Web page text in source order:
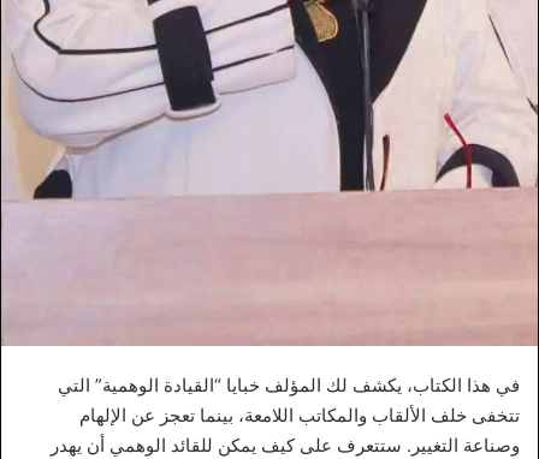
في هذا الكتاب، يكشف لك المؤلف خبايا “القيادة الوهمية” التي
تتخفى خلف الألقاب والمكاتب اللامعة، بينما تعجز عن الإلهام
وصناعة التغيير. ستتعرف على كيف يمكن للقائد الوهمي أن يهدر